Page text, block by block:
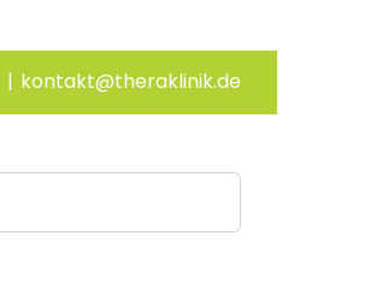
| kontakt@theraklinik.de